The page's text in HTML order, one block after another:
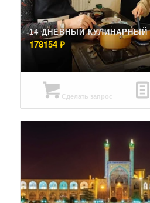
14 ДНЕВНЫЙ КУЛИНАРНЫЙ
178154₽
Сделать запрос